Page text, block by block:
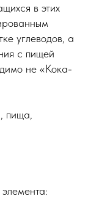
в этих
углеводов, а
с пищей
не «Кока-
пища,